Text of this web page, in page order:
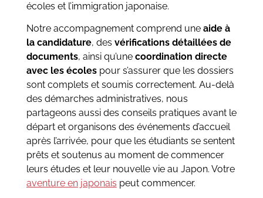
écoles et l’immigration japonaise.
Notre accompagnement comprend une aide à
la candidature, des vérifications détaillées de
documents, ainsi qu’une coordination directe
avec les écolespour s’assurer que les dossiers
sont complets et soumis correctement. Au-delà
des démarches administratives, nous
partageons aussi des conseils pratiques avant le
départ et organisons des événements d’accueil
après l’arrivée, pour que les étudiants se sentent
prêts et soutenus au moment de commencer
leurs études et leur nouvelle vie au Japon. Votre
aventure en japonais peut commencer.